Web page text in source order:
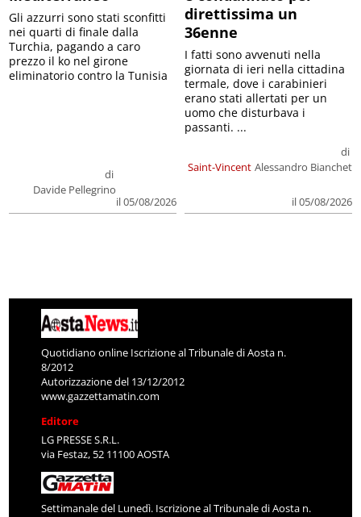
di
Davide Pellegrino
il 05/08/2026
Gli azzurri sono stati sconfitti
nei quarti di finale dalla
Turchia, pagando a caro
prezzo il ko nel girone
eliminatorio contro la Tunisia
direttissima un
36enne
Saint-Vincent
di
Alessandro Bianchet
il 05/08/2026
I fatti sono avvenuti nella
giornata di ieri nella cittadina
termale, dove i carabinieri
erano stati allertati per un
uomo che disturbava i
passanti. ...
Quotidiano online Iscrizione al Tribunale di Aosta n.
8/2012
Autorizzazione del 13/12/2012
www.gazzettamatin.com
Editore
LG PRESSE S.R.L.
via Festaz, 52 11100 AOSTA
Settimanale del Lunedì. Iscrizione al Tribunale di Aosta n.